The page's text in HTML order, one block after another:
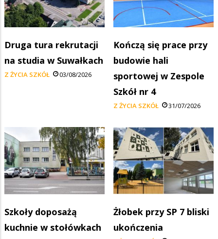
Druga tura rekrutacji
na studia w Suwałkach
Z ŻYCIA SZKÓŁ 03/08/2026
Kończą się prace przy
budowie hali
sportowej w Zespole
Szkół nr 4
Z ŻYCIA SZKÓŁ 31/07/2026
Szkoły doposażą
kuchnie w stołówkach
Żłobek przy SP 7 bliski
ukończenia